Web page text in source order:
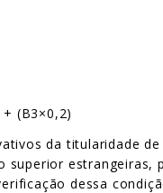
(B3×0,2)
da titularidade
superior estrangeiras,
dessa